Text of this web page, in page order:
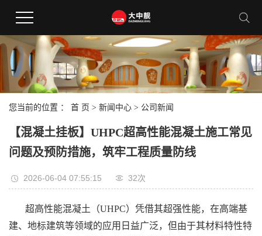
您当前的位置 ： 首 页 > 新闻中心 > 公司新闻
【混凝土挂板】UHPC超高性能混凝土施工常见
问题及预防措施，筑牢工程质量防线
2026-06-04 07:55:15 32次
超高性能混凝土（UHPC）凭借其超强性能，在高端基
建、地标建筑等领域的应用日益广泛，但由于其材料特性特